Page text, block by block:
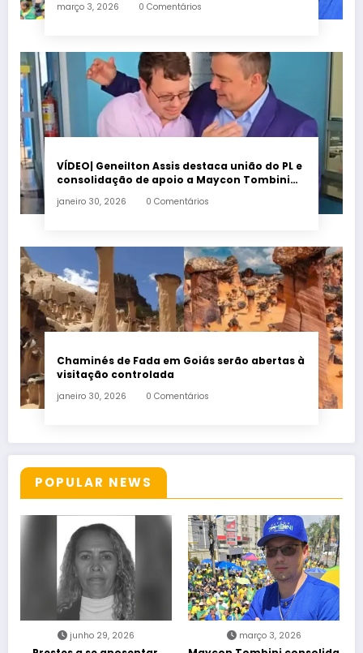
março 3, 2026 0 Comentários
VÍDEO| Geneilton Assis destaca união do PL e
consolidação de apoio a Maycon Tombini
janeiro 30, 2026 0 Comentários
Chaminés de Fada em Goiás serão abertas à
visitação controlada
janeiro 30, 2026 0 Comentários
POPULAR NEWS
junho 29, 2026 março 3, 2026